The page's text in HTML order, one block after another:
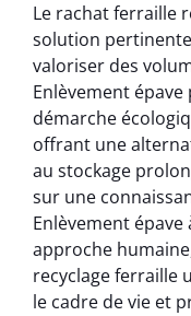
Le rachat ferraille
solution
valoriser des
Enlèvement
démarche
offrant une
au stockage
sur une
Enlèvement
approche
recyclage ferraille
le cadre de vie et